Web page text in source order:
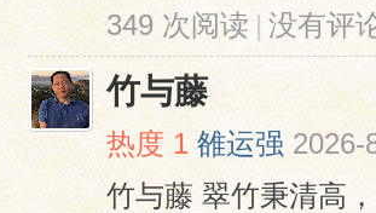
349 次阅读 | 没有评
竹与藤
热度 1 雒运强 2026-
竹与藤 翠竹秉清高